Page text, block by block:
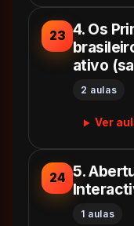
23 4. Os
ativo
2 aulas
Ver
24 5.
1 aulas